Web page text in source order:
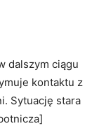
dalszym ciągu
kontaktu z
Sytuację stara